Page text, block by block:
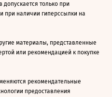
только при
и при наличии гиперссылки на
материалы, представленные
или рекомендацией к покупке
рекомендательные
предоставления